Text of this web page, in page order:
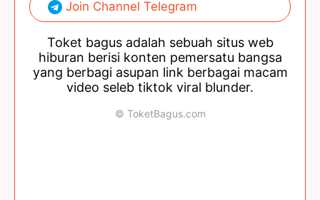
Join Channel Telegram
Toket bagus adalah sebuah situs web
hiburan berisi konten pemersatu bangsa
yang berbagi asupan link berbagai macam
video seleb tiktok viral blunder.
© ToketBagus.com